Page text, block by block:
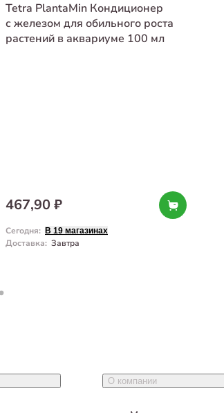
Tetra PlantaMin Кондиционер
с железом для обильного роста
растений в аквариуме 100 мл
467,90 ₽
Сегодня: В 19 магазинах
Доставка: Завтра
О компании